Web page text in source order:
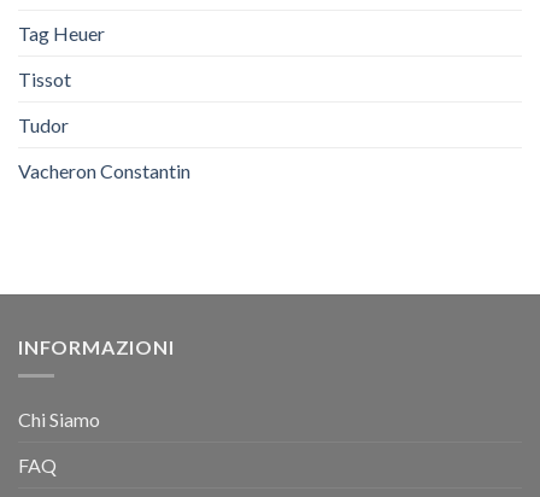
Tag Heuer
Tissot
Tudor
Vacheron Constantin
INFORMAZIONI
Chi Siamo
FAQ